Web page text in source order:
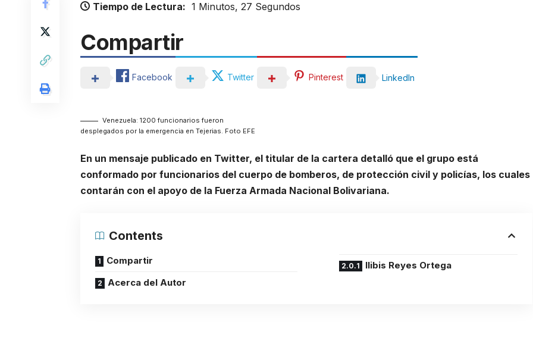
Tiempo de Lectura: 1 Minutos, 27 Segundos
Compartir
Facebook Twitter Pinterest LinkedIn
Venezuela: 1200 funcionarios fueron
desplegados por la emergencia en Tejerias. Foto EFE
En un mensaje publicado en Twitter, el titular de la cartera detalló que el grupo está
conformado por funcionarios del cuerpo de bomberos, de protección civil y policías, los cuales
contarán con el apoyo de la Fuerza Armada Nacional Bolivariana.
Contents
Compartir
Acerca del Autor
Ilibis Reyes Ortega